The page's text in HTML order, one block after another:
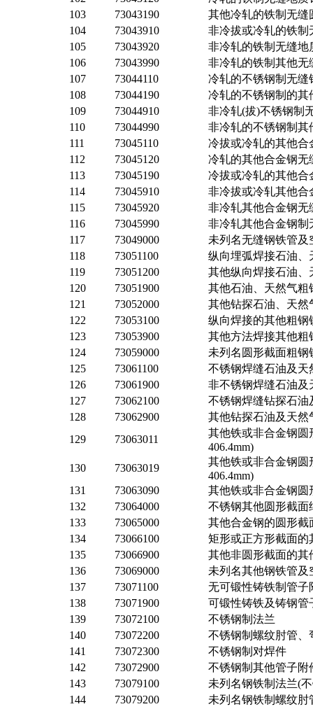
103
73043190
其他冷轧的铁制无缝
104
73043910
非冷拔或冷轧的铁制
105
73043920
非冷轧的铁制无缝地
106
73043990
非冷轧的铁制其他无
107
73044110
冷轧的不锈钢制无缝
108
73044190
冷轧的不锈钢制的其
109
73044910
非冷轧(拔)不锈钢制
110
73044990
非冷轧的不锈钢制其
111
73045110
冷拔或冷轧的其他合
112
73045120
冷轧的其他合金钢无
113
73045190
冷拔或冷轧的其他合
114
73045910
非冷拔或冷轧其他合
115
73045920
非冷轧其他合金钢无
116
73045990
非冷轧其他合金钢制
117
73049000
未列名无缝钢铁管
118
73051100
纵向埋弧焊接石油、
119
73051200
其他纵向焊接石油、
120
73051900
其他石油、天然气粗
121
73052000
其他钻探石油、天然
122
73053100
纵向焊接的其他粗钢
123
73053900
其他方法焊接其他粗
124
73059000
未列名圆形截面粗钢
125
73061100
不锈钢焊缝石油及天
126
73061900
非不锈钢焊缝石油及
127
73062100
不锈钢焊缝钻探石油
128
73062900
其他钻探石油及天然
129
73063011
其他铁或非合金钢圆
406.4mm)
130
73063019
其他铁或非合金钢圆
406.4mm)
131
73063090
其他铁或非合金钢圆
132
73064000
不锈钢其他圆形截面
133
73065000
其他合金钢的圆形截
134
73066100
矩形或正方形截面的
135
73066900
其他非圆形截面的其
136
73069000
未列名其他钢铁管及
137
73071100
无可锻性铸铁制管子
138
73071900
可锻性铸铁及铸钢管
139
73072100
不锈钢制法兰
140
73072200
不锈钢制螺纹肘管、
141
73072300
不锈钢制对焊件
142
73072900
不锈钢制其他管子附
143
73079100
未列名钢铁制法兰(
144
73079200
未列名钢铁制螺纹